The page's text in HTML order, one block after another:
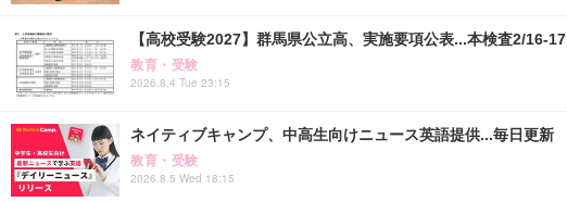
【高校受験2027】群馬県公立高、実施要項公表...本検査2/16-17
教育・受験
2026.8.4 Tue 23:15
ネイティブキャンプ、中高生向けニュース英語提供...毎日更新
教育・受験
2026.8.5 Wed 18:15